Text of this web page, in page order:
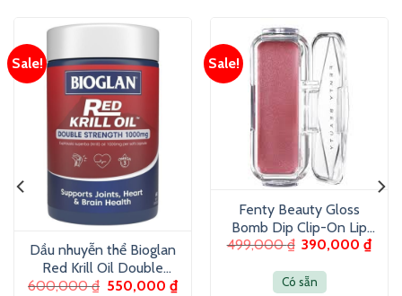
Sale!
Dầu nhuyễn thể Bioglan
Red Krill Oil Double
Strength 1000mg 60
600,000₫ 550,000 ₫
Sale!
Fenty Beauty Gloss
Bomb Dip Clip-On Lip
Luminizer 6g – Son
499,000₫ 390,000₫
Có sẵn